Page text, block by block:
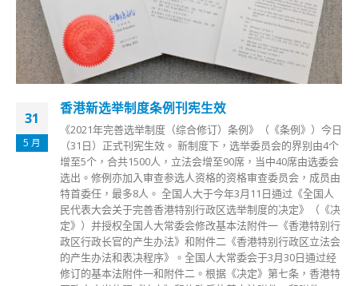
31
5 月
香港新选举制度条例刊宪生效
《2021年完善选举制度（综合修订）条例》（《条例》）今日
（31日）正式刊宪生效。 新制度下，选举委员会的界别由4个
增至5个，合共1500人，立法会增至90席，当中40席由选委会
选出。修例亦加入审查参选人资格的资格审查委员会，成员由
特首委任，最多8人。 全国人大于今年3月11日通过《全国人
民代表大会关于完善香港特别行政区选举制度的决定》（《决
定》）并授权全国人大常委会修改基本法附件一《香港特别行
政区行政长官的产生办法》和附件二《香港特别行政区立法会
的产生办法和表决程序》。全国人大常委会于3月30日通过经
修订的基本法附件一和附件二。根据《决定》第七条，香港特